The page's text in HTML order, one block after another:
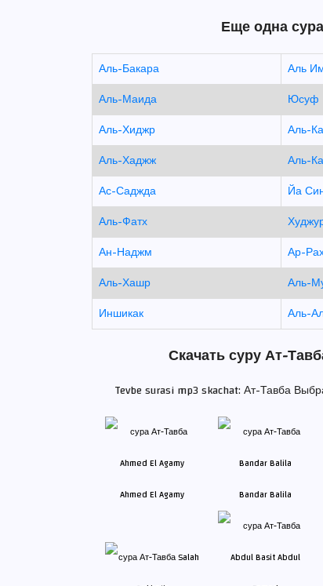
Еще одна
Аль-Бакара Аль
Аль-Маида
Юсуф
Аль-Хиджр
Аль-
Аль-Хаджж
Аль-
Ас-Саджда
Йа
Аль-Фатх
Ан-Наджм
Ар-
Аль-Хашр
Аль-
Иншикак
Аль-
Скачать суру Ат-
Tevbe surasi mp3 skachat: Ат-Тавба
Ahmed El Agamy Bandar Balila